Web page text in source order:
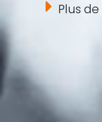
Plus de